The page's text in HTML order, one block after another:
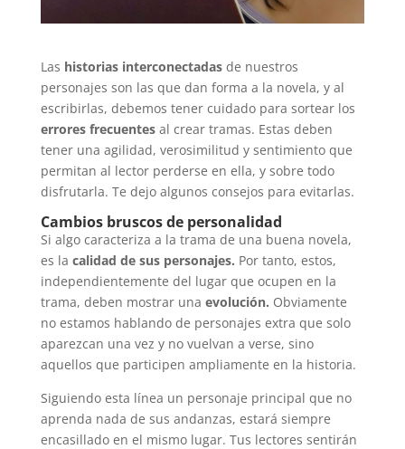
Las historias interconectadasde nuestros
personajes son las que dan forma a la novela, y al
escribirlas, debemos tener cuidado para sortear los
errores frecuentesal crear tramas. Estas deben
tener una agilidad, verosimilitud y sentimiento que
permitan al lector perderse en ella, y sobre todo
disfrutarla. Te dejo algunos consejos para evitarlas.
Cambios bruscos de personalidad
Si algo caracteriza a la trama de una buena novela,
es la calidad de sus personajes. Por tanto, estos,
independientemente del lugar que ocupen en la
trama, deben mostrar una evolución. Obviamente
no estamos hablando de personajes extra que solo
aparezcan una vez y no vuelvan a verse, sino
aquellos que participen ampliamente en la historia.
Siguiendo esta línea un personaje principal que no
aprenda nada de sus andanzas, estará siempre
encasillado en el mismo lugar. Tus lectores sentirán